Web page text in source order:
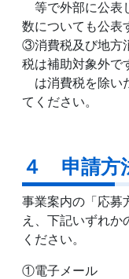
等で外部に公表
数についても公表
③消費税及び地方
税は補助対象外で
は消費税を除い
てください。
４ 申請方
事業案内の「応募
え、下記いずれか
ください。
①電子メール